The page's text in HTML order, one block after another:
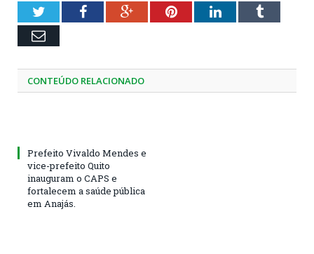
TwitterFacebookGoogle+PinterestLinkedInTumblr
Email
CONTEÚDO RELACIONADO
Prefeito Vivaldo Mendes e
vice-prefeito Quito
inauguram o CAPS e
fortalecem a saúde pública
em Anajás.